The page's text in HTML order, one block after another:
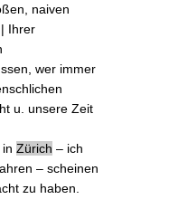
naiven
Ihrer
wer immer
u. unsere Zeit
inZürich ‒ ich
‒ scheinen
zu haben.